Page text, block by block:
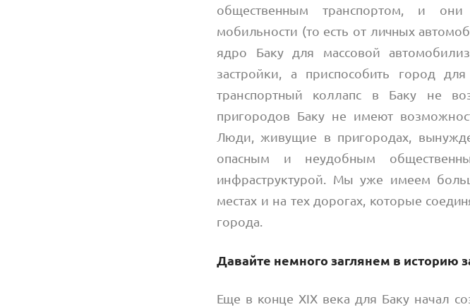
общественным транспортом, и они
мобильности (то есть от личных
ядро Баку для массовой
застройки, а приспособить город
транспортный коллапс в Баку не
пригородов Баку не имеют
Люди, живущие в пригородах,
опасным и неудобным
инфраструктурой. Мы уже имеем
местах и на тех дорогах, которые
города.
Давайте немного заглянем в историю
Еще в конце XIX века для Баку начал